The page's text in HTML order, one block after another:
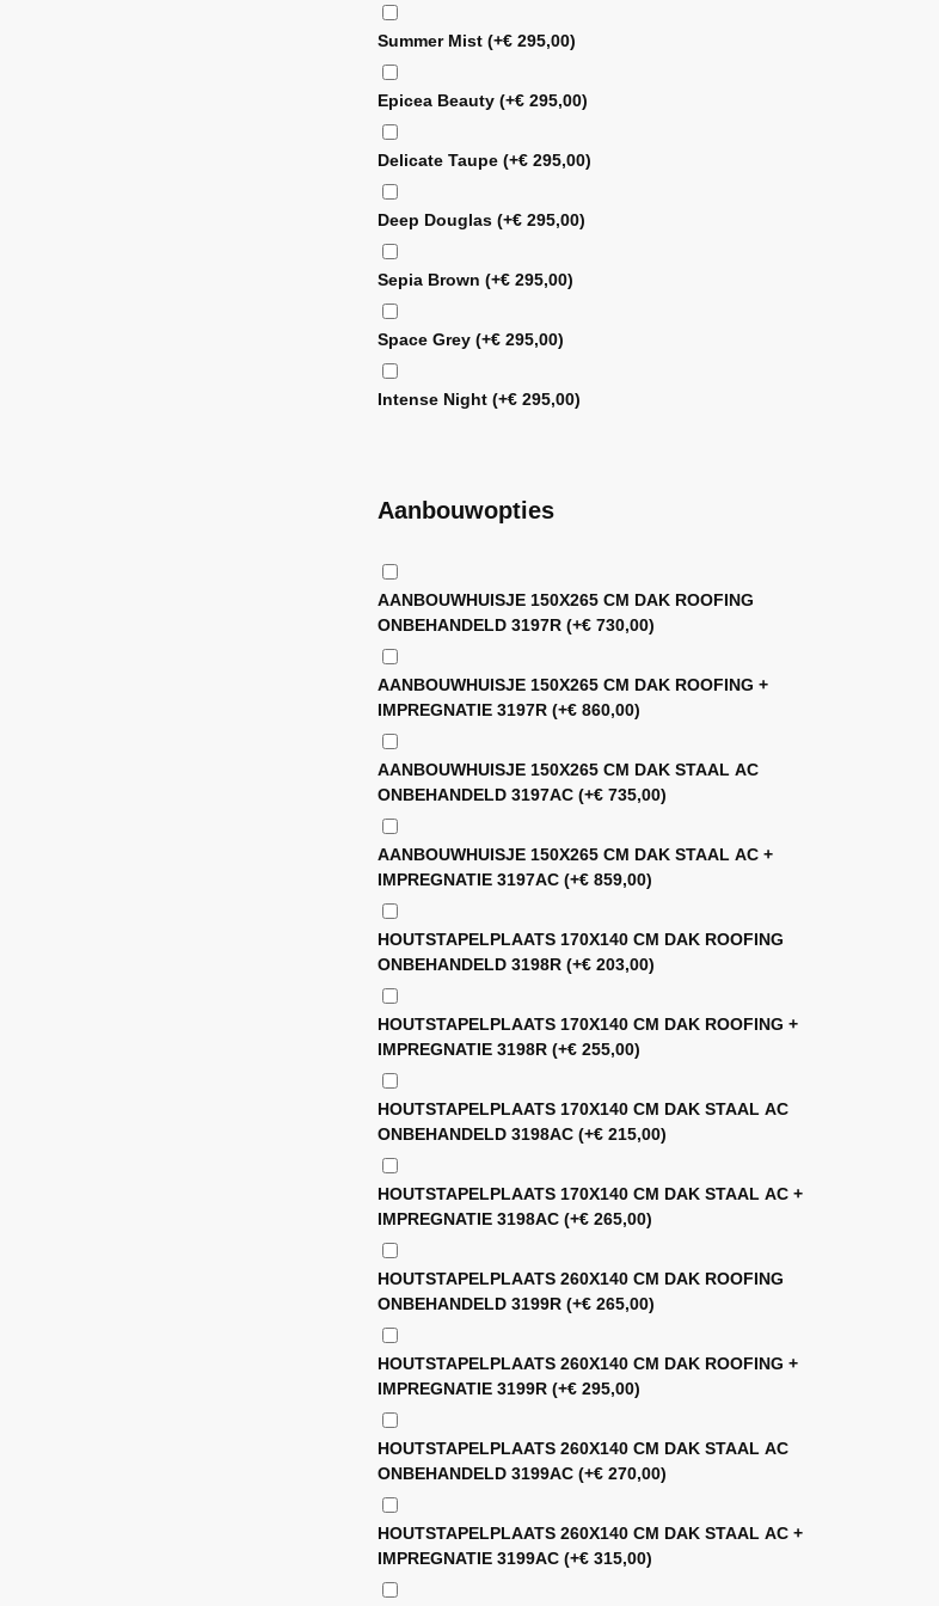
Summer Mist(+€ 295,00)
Epicea Beauty(+€ 295,00)
Delicate Taupe(+€ 295,00)
Deep Douglas(+€ 295,00)
Sepia Brown(+€ 295,00)
Space Grey(+€ 295,00)
Intense Night(+€ 295,00)
Aanbouwopties
AANBOUWHUISJE 150X265 CM DAK ROOFING
ONBEHANDELD 3197R(+€ 730,00)
AANBOUWHUISJE 150X265 CM DAK ROOFING +
IMPREGNATIE 3197R(+€ 860,00)
AANBOUWHUISJE 150X265 CM DAK STAAL AC
ONBEHANDELD 3197AC(+€ 735,00)
AANBOUWHUISJE 150X265 CM DAK STAAL AC +
IMPREGNATIE 3197AC(+€ 859,00)
HOUTSTAPELPLAATS 170X140 CM DAK ROOFING
ONBEHANDELD 3198R(+€ 203,00)
HOUTSTAPELPLAATS 170X140 CM DAK ROOFING +
IMPREGNATIE 3198R(+€ 255,00)
HOUTSTAPELPLAATS 170X140 CM DAK STAAL AC
ONBEHANDELD 3198AC(+€ 215,00)
HOUTSTAPELPLAATS 170X140 CM DAK STAAL AC +
IMPREGNATIE 3198AC(+€ 265,00)
HOUTSTAPELPLAATS 260X140 CM DAK ROOFING
ONBEHANDELD 3199R(+€ 265,00)
HOUTSTAPELPLAATS 260X140 CM DAK ROOFING +
IMPREGNATIE 3199R(+€ 295,00)
HOUTSTAPELPLAATS 260X140 CM DAK STAAL AC
ONBEHANDELD 3199AC(+€ 270,00)
HOUTSTAPELPLAATS 260X140 CM DAK STAAL AC +
IMPREGNATIE 3199AC(+€ 315,00)